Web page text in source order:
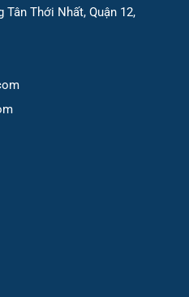
Tân Thới Nhất, Quận 12,